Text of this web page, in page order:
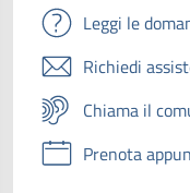
Leggi le
Richiedi
Chiama il
Prenota